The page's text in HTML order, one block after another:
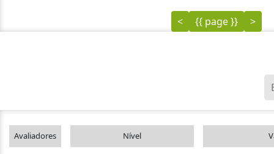
< {{ page }} >
Avaliadores Nível